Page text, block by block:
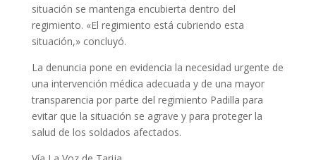
situación se mantenga encubierta dentro del
regimiento. «El regimiento está cubriendo esta
situación,» concluyó.
La denuncia pone en evidencia la necesidad urgente de
una intervención médica adecuada y de una mayor
transparencia por parte del regimiento Padilla para
evitar que la situación se agrave y para proteger la
salud de los soldados afectados.